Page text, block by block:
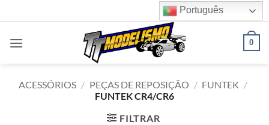
to
content
Português
0
ACESSÓRIOS / PEÇAS DE REPOSIÇÃO / FUNTEK /
FUNTEK CR4/CR6
FILTRAR